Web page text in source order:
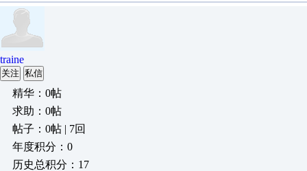
traine
关注 私信
精华：0帖
求助：0帖
帖子：0帖 | 7回
年度积分：0
历史总积分：17